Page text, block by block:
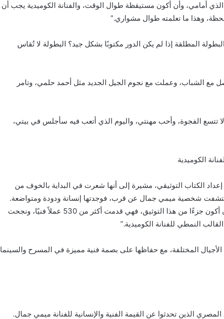
أمامي، وأن أكون مستيقظة طوال الوقت، والفنانة الكوميدية يجب أن
وهذا ما تعلمته طوال مشواري.”
المطلقة إذا لم يكن الدور مكتوبًا بشكل جيد؟ البطولة لا تُقاس
مع الشباب، وعملت مع نجوم الجيل الجديد مثل أحمد حلمي، وتامر
تتسع الفجوة، وأحب مهنتي، واليوم الذي أتعب فيه سأجلس في بيتي،
الكوميدية
الكتاب التوثيقي، مشيرة إلى أنها شعرت في البداية بالخوف من
شخصية ميمي جمال عن قرب، فوجدتها إنسانة ودودة ومتواضعة.
وقالت: لقد أحببتها أكثر حين تعاملت معها، وسعدت بأن أكون جزءًا من هذا التوثيق، فهي قدمت أكثر من 530 عملاً فنيًا، ونجحت
النمطي للفنانة الكوميدية.”
المختلفة، مع حفاظها على بصمة فنية مميزة في المسرح والسينما
الذين تحدثوا عن القيمة الفنية والإنسانية للفنانة ميمي جمال.